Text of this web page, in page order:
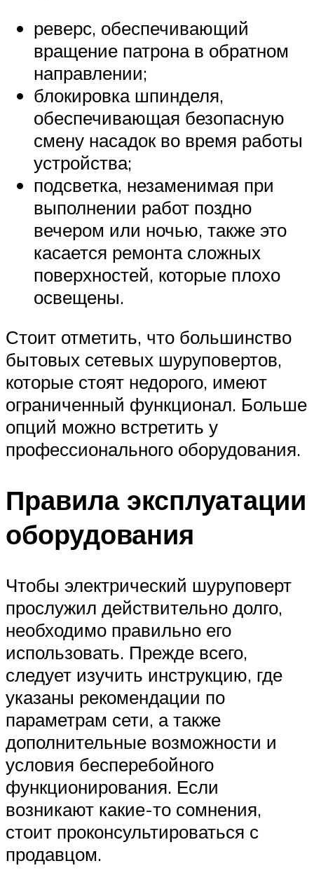
реверс, обеспечивающий
вращение патрона в обратном
направлении;
блокировка шпинделя,
обеспечивающая безопасную
смену насадок во время работы
устройства;
подсветка, незаменимая при
выполнении работ поздно
вечером или ночью, также это
касается ремонта сложных
поверхностей, которые плохо
освещены.
Стоит отметить, что большинство
бытовых сетевых шуруповертов,
которые стоят недорого, имеют
ограниченный функционал. Больше
опций можно встретить у
профессионального оборудования.
Правила эксплуатации
оборудования
Чтобы электрический шуруповерт
прослужил действительно долго,
необходимо правильно его
использовать. Прежде всего,
следует изучить инструкцию, где
указаны рекомендации по
параметрам сети, а также
дополнительные возможности и
условия бесперебойного
функционирования. Если
возникают какие-то сомнения,
стоит проконсультироваться с
продавцом.